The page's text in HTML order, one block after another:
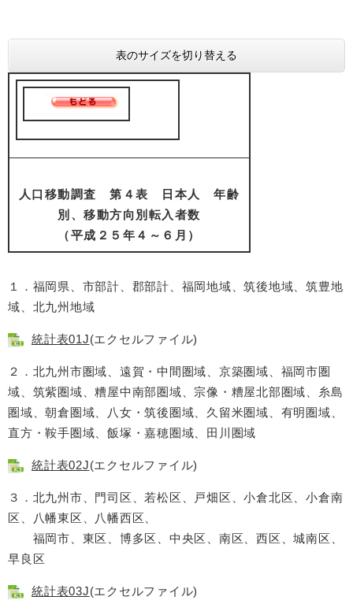
表のサイズを切り替える
人口移動調査 第４表 日本人 年齢
別、移動方向別転入者数
（平成２５年４～６月）
１．福岡県、市部計、郡部計、福岡地域、筑後地域、筑豊地
域、北九州地域
統計表01J(エクセルファイル)
２．北九州市圏域、遠賀・中間圏域、京築圏域、福岡市圏
域、筑紫圏域、糟屋中南部圏域、宗像・糟屋北部圏域、糸島
圏域、朝倉圏域、八女・筑後圏域、久留米圏域、有明圏域、
直方・鞍手圏域、飯塚・嘉穂圏域、田川圏域
統計表02J(エクセルファイル)
３．北九州市、門司区、若松区、戸畑区、小倉北区、小倉南
区、八幡東区、八幡西区、
福岡市、東区、博多区、中央区、南区、西区、城南区、
早良区
統計表03J(エクセルファイル)